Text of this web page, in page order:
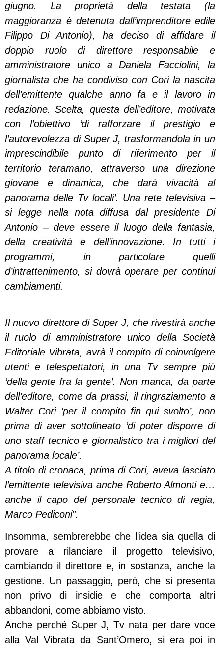
giugno. La proprietà della testata (la
maggioranza è detenuta dall’imprenditore edile
Filippo Di Antonio), ha deciso di affidare il
doppio ruolo di direttore responsabile e
amministratore unico a Daniela Facciolini, la
giornalista che ha condiviso con Cori la nascita
dell’emittente qualche anno fa e il lavoro in
redazione. Scelta, questa dell’editore, motivata
con l’obiettivo ‘di rafforzare il prestigio e
l’autorevolezza di Super J, trasformandola in un
imprescindibile punto di riferimento per il
territorio teramano, attraverso una direzione
giovane e dinamica, che darà vivacità al
panorama delle Tv locali’. Una rete televisiva –
si legge nella nota diffusa dal presidente Di
Antonio – deve essere il luogo della fantasia,
della creatività e dell’innovazione. In tutti i
programmi, in particolare quelli
d’intrattenimento, si dovrà operare per continui
cambiamenti.
Il nuovo direttore di Super J, che rivestirà anche
il ruolo di amministratore unico della Società
Editoriale Vibrata, avrà il compito di coinvolgere
utenti e telespettatori, in una Tv sempre più
‘della gente fra la gente’. Non manca, da parte
dell’editore, come da prassi, il ringraziamento a
Walter Cori ‘per il compito fin qui svolto’, non
prima di aver sottolineato ‘di poter disporre di
uno staff tecnico e giornalistico tra i migliori del
panorama locale’.
A titolo di cronaca, prima di Cori, aveva lasciato
l’emittente televisiva anche Roberto Almonti e…
anche il capo del personale tecnico di regia,
Marco Pediconi”.
Insomma, sembrerebbe che l’idea sia quella di
provare a rilanciare il progetto televisivo,
cambiando il direttore e, in sostanza, anche la
gestione. Un passaggio, però, che si presenta
non privo di insidie e che comporta altri
abbandoni, come abbiamo visto.
Anche perché Super J, Tv nata per dare voce
alla Val Vibrata da Sant’Omero, si era poi in